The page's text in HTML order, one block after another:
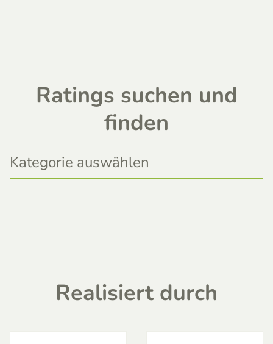
Ratings suchen und
finden
Realisiert durch